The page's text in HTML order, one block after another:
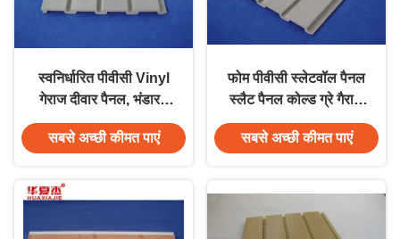
स्वनिर्धारित पीवीसी Vinyl
गेराज दीवार पैनल, भंडारण
गैरेज दीवार चौखटा
सबसे अच्छी कीमत पाएं
फोम पीवीसी स्लेटवॉल पैनल
स्लैट पैनल कोल्ड ग्रे गैराज
वॉल पैनल
सबसे अच्छी कीमत पाएं